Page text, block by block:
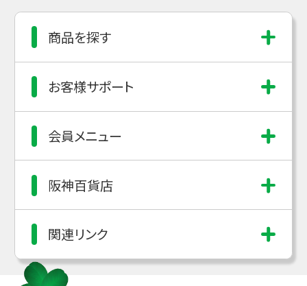
商品を探す
お客様サポート
会員メニュー
阪神百貨店
関連リンク